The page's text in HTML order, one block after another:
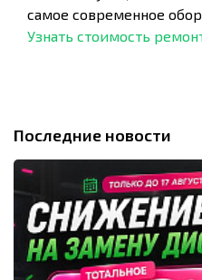
самое современное
Узнать стоимость
Последние новости